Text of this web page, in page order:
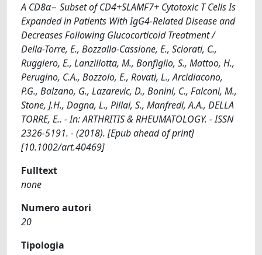
A CD8α− Subset of CD4+SLAMF7+ Cytotoxic T Cells Is
Expanded in Patients With IgG4-Related Disease and
Decreases Following Glucocorticoid Treatment /
Della-Torre, E., Bozzalla-Cassione, E., Sciorati, C.,
Ruggiero, E., Lanzillotta, M., Bonfiglio, S., Mattoo, H.,
Perugino, C.A., Bozzolo, E., Rovati, L., Arcidiacono,
P.G., Balzano, G., Lazarevic, D., Bonini, C., Falconi, M.,
Stone, J.H., Dagna, L., Pillai, S., Manfredi, A.A., DELLA
TORRE, E.. - In: ARTHRITIS & RHEUMATOLOGY. - ISSN
2326-5191. - (2018). [Epub ahead of print]
[10.1002/art.40469]
Fulltext
none
Numero autori
20
Tipologia